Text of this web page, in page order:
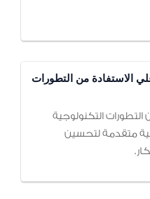
الاستفادة من التطورات
التكنولوجية
متقدمة لتحسين